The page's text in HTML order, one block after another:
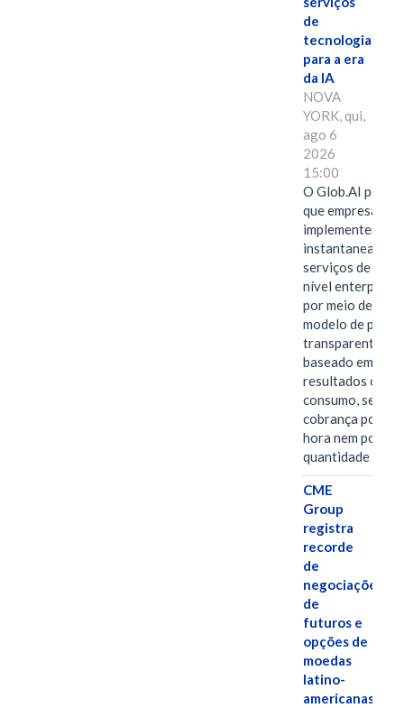
de
tecnologia
para a era
da IA
NOVA
YORK, qui,
ago 6
2026
15:00
O Glob.AI
que empresas
implementem
serviços de IA de
nível enterprise
por meio de um
modelo de
transparente,
baseado em
resultados ou
consumo, sem
cobrança por
hora nem por
quantidade de…
CME
Group
registra
recorde
de
negociações
de
futuros e
opções de
moedas
latino-
americanas